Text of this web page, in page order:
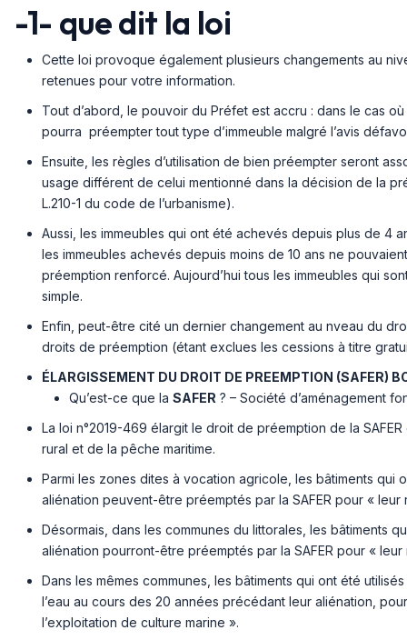
-1- que dit la loi
Cette loi provoque également plusieurs changements au
retenues pour votre information.
Tout d’abord, le pouvoir du Préfet est accru : dans le cas
pourra préempter tout type d’immeuble malgré l’avis
Ensuite, les règles d’utilisation de bien préempter seront
usage différent de celui mentionné dans la décision de la
L.210-1 du code de l’urbanisme).
Aussi, les immeubles qui ont été achevés depuis plus de 4
les immeubles achevés depuis moins de 10 ans ne
préemption renforcé. Aujourd’hui tous les immeubles qui
simple.
Enfin, peut-être cité un dernier changement au nveau du
droits de préemption (étant exclues les cessions à titre
ÉLARGISSEMENT DU DROIT DE PREEMPTION (SAFER)
Qu’est-ce que la SAFER ? – Société d’aménagement
La loi n°2019-469 élargit le droit de préemption de la
rural et de la pêche maritime.
Parmi les zones dites à vocation agricole, les bâtiments qui
aliénation peuvent-être préemptés par la SAFER pour «
Désormais, dans les communes du littorales, les bâtiments
aliénation pourront-être préemptés par la SAFER pour «
Dans les mêmes communes, les bâtiments qui ont été
l’eau au cours des 20 années précédant leur aliénation,
l’exploitation de culture marine ».